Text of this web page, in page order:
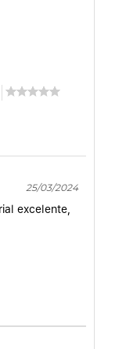
25/03/2024
excelente,